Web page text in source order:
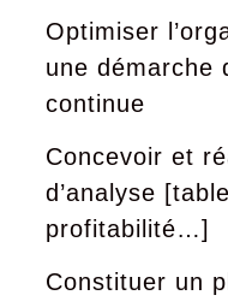
Optimiser
une démarche
continue
Concevoir et
d’analyse
profitabilité…]
Constituer un